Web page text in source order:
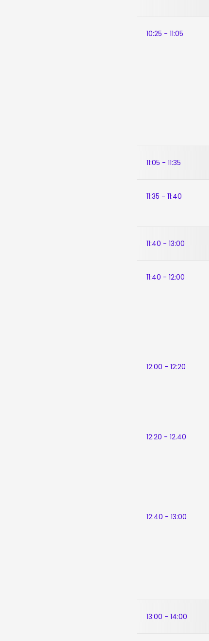
10:25 - 11:05
11:05 - 11:35
11:35 - 11:40
11:40 - 13:00
11:40 - 12:00
12:00 - 12:20
12:20 - 12.40
12:40 - 13:00
13:00 - 14:00